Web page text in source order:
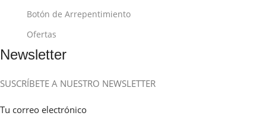
Botón de Arrepentimiento
Ofertas
Newsletter
SUSCRÍBETE A NUESTRO NEWSLETTER
Tu correo electrónico